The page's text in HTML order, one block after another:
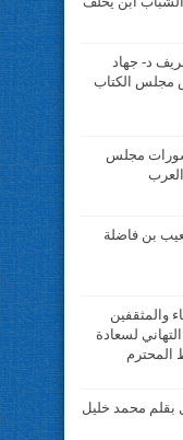
د- جهاد
مجلس الكتاب
مجلس
العرب
بن فاضلة
والمثقفين
لسعادة
المحترم
محمد خليل